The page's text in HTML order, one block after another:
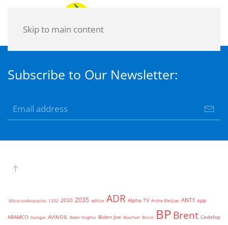
Skip to main content
Subscribe to Our Newsletter:
'άδεια κυκλοφορίας 1202 2030 2035 adblue ADR Alpha TV Andre Bledjian ANT1 app
ARAMCO Autogas AVINOIL Baker Hughes Biden Joe BlueFuel Bosch BPBrent Cedefop